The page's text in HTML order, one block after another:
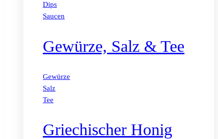
Dips
Saucen
Gewürze, Salz & Tee
Gewürze
Salz
Tee
Griechischer Honig